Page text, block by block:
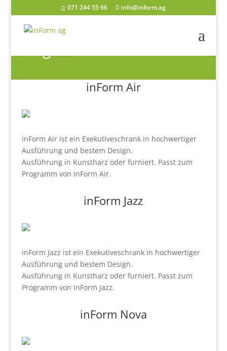
071 244 55 66 info@inform.ag
inForm Air
inForm Air ist ein Exekutiveschrank in hochwertiger
Ausführung und bestem Design.
Ausführung in Kunstharz oder furniert. Passt zum
Programm von inForm Air.
inForm Jazz
inForm Jazz ist ein Exekutiveschrank in hochwertiger
Ausführung und bestem Design.
Ausführung in Kunstharz oder furniert. Passt zum
Programm von inForm Jazz.
inForm Nova